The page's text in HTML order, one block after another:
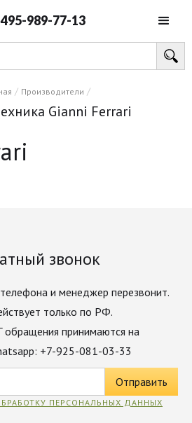
989-77-13
/ Производители /
Gianni Ferrari
звонок
и менеджер перезвонит.
только по РФ.
обращения принимаются на
+7-925-081-03-33
ПЕРСОНАЛЬНЫХ ДАННЫХ